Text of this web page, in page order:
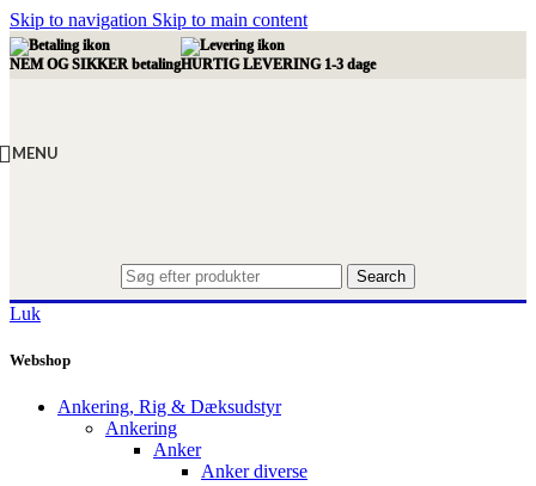
Skip to navigation Skip to main content
NEM OG SIKKER betalingHURTIG LEVERING 1-3 dage
MENU
Search
Luk
Webshop
Ankering, Rig & Dæksudstyr
Ankering
Anker
Anker diverse